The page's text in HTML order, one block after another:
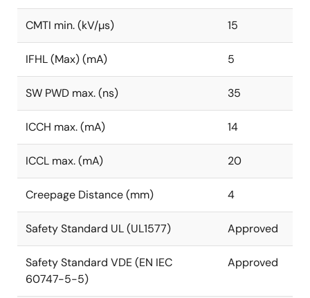
CMTI min. (kV/µs) 15
IFHL (Max) (mA) 5
SW PWD max. (ns) 35
ICCH max. (mA) 14
ICCL max. (mA) 20
Creepage Distance (mm) 4
Safety Standard UL (UL1577) Approved
Safety Standard VDE (EN IEC
60747-5-5)
Approved